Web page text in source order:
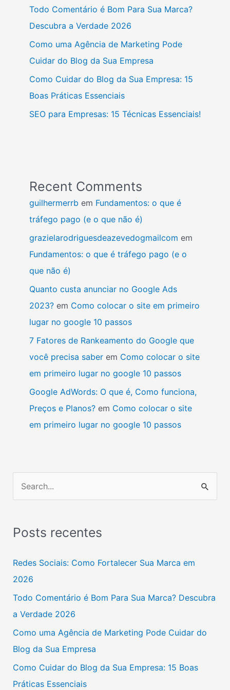
Todo Comentário é Bom Para Sua Marca?
Descubra a Verdade 2026
Como uma Agência de Marketing Pode
Cuidar do Blog da Sua Empresa
Como Cuidar do Blog da Sua Empresa: 15
Boas Práticas Essenciais
SEO para Empresas: 15 Técnicas Essenciais!
Recent Comments
guilhermerrb em Fundamentos: o que é
tráfego pago (e o que não é)
grazielarodriguesdeazevedogmailcom em
Fundamentos: o que é tráfego pago (e o
que não é)
Quanto custa anunciar no Google Ads
2023?em Como colocar o site em primeiro
lugar no google 10 passos
7 Fatores de Rankeamento do Google que
você precisa saberem Como colocar o site
em primeiro lugar no google 10 passos
Google AdWords: O que é, Como funciona,
Preços e Planos?em Como colocar o site
em primeiro lugar no google 10 passos
q
a
r
p
o
r
:
Posts recentes
Redes Sociais: Como Fortalecer Sua Marca em
2026
Todo Comentário é Bom Para Sua Marca? Descubra
a Verdade 2026
Como uma Agência de Marketing Pode Cuidar do
Blog da Sua Empresa
Como Cuidar do Blog da Sua Empresa: 15 Boas
Práticas Essenciais